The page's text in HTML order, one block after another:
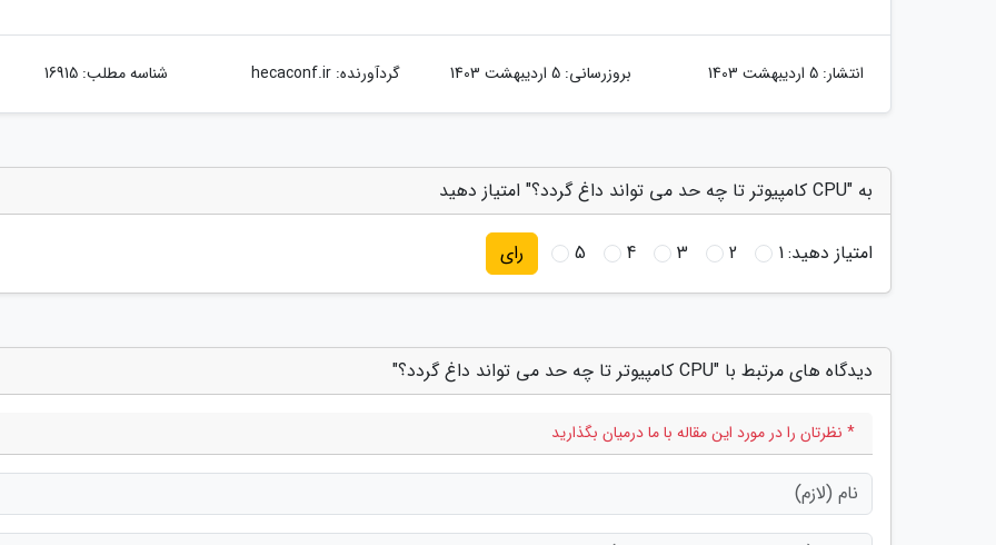
انتشار: 5 اردیبهشت 1403 بروزرسانی: 5 اردیبهشت 1403 گردآورنده:hecaconf.ir شناسه مطلب: 16915
به "CPU کامپیوتر تا چه حد می تواند داغ گردد؟" امتیاز دهید
امتیاز دهید:1
2
3
4
5 رای
دیدگاه های مرتبط با "CPU کامپیوتر تا چه حد می تواند داغ گردد؟"
* نظرتان را در مورد این مقاله با ما درمیان بگذارید